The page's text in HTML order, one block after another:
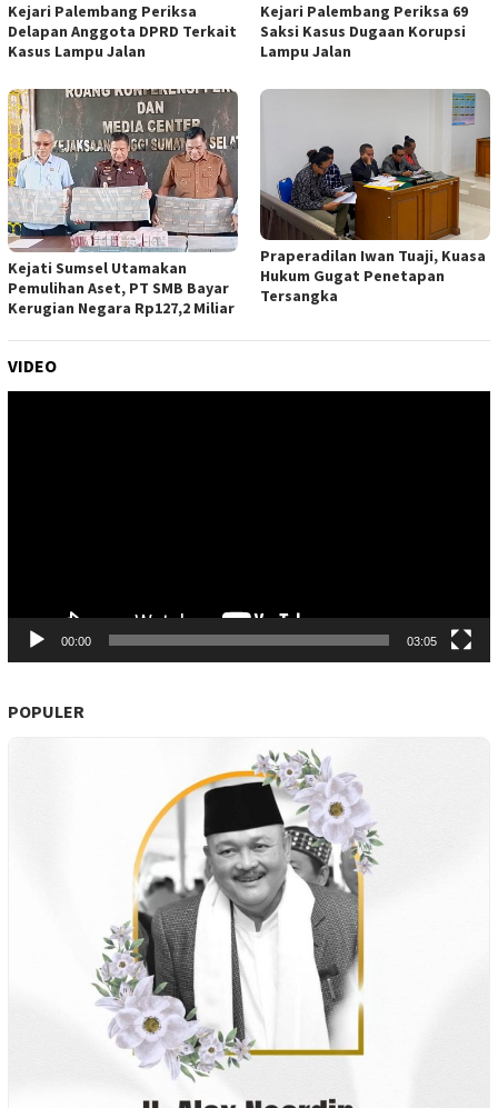
Kejari Palembang Periksa
Delapan Anggota DPRD Terkait
Kasus Lampu Jalan
Kejari Palembang Periksa 69
Saksi Kasus Dugaan Korupsi
Lampu Jalan
Kejati Sumsel Utamakan
Pemulihan Aset, PT SMB Bayar
Kerugian Negara Rp127,2 Miliar
Praperadilan Iwan Tuaji, Kuasa
Hukum Gugat Penetapan
Tersangka
VIDEO
00:00 03:05
POPULER